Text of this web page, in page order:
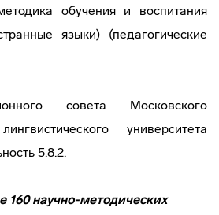
обучения и воспитания
языки) (педагогические
совета Московского
университета
5.8.2.
160 научно-методических